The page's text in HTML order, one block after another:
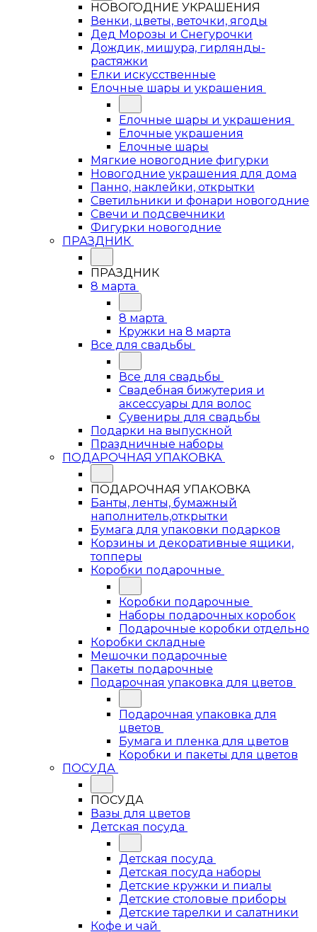
НОВОГОДНИЕ УКРАШЕНИЯ
Венки, цветы, веточки, ягоды
Дед Морозы и Снегурочки
Дождик, мишура, гирлянды-
растяжки
Елки искусственные
Елочные шары и украшения
Елочные шары и украшения
Елочные украшения
Елочные шары
Мягкие новогодние фигурки
Новогодние украшения для дома
Панно, наклейки, открытки
Светильники и фонари новогодние
Свечи и подсвечники
Фигурки новогодние
ПРАЗДНИК
ПРАЗДНИК
8 марта
8 марта
Кружки на 8 марта
Все для свадьбы
Все для свадьбы
Свадебная бижутерия и
аксессуары для волос
Сувениры для свадьбы
Подарки на выпускной
Праздничные наборы
ПОДАРОЧНАЯ УПАКОВКА
ПОДАРОЧНАЯ УПАКОВКА
Банты, ленты, бумажный
наполнитель,открытки
Бумага для упаковки подарков
Корзины и декоративные ящики,
топперы
Коробки подарочные
Коробки подарочные
Наборы подарочных коробок
Подарочные коробки отдельно
Коробки складные
Мешочки подарочные
Пакеты подарочные
Подарочная упаковка для цветов
Подарочная упаковка для
цветов
Бумага и пленка для цветов
Коробки и пакеты для цветов
ПОСУДА
ПОСУДА
Вазы для цветов
Детская посуда
Детская посуда
Детская посуда наборы
Детские кружки и пиалы
Детские столовые приборы
Детские тарелки и салатники
Кофе и чай